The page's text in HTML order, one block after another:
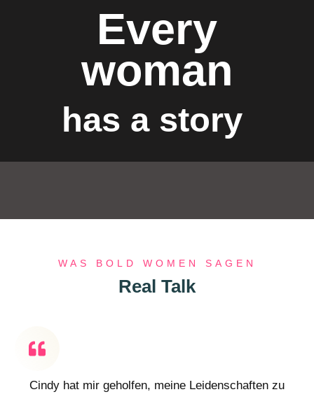
Every
woman
has a story
WAS BOLD WOMEN SAGEN
Real Talk
Cindy hat mir geholfen, meine Leidenschaften zu